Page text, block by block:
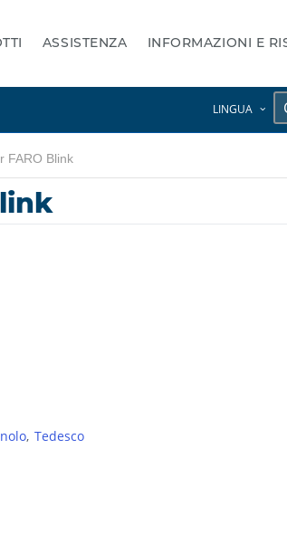
ASSISTENZA INFORMAZIONI E
LINGUA
FARO Blink
Tedesco